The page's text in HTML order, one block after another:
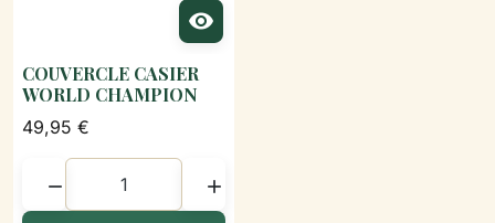

COUVERCLE CASIER
WORLD CHAMPION
49,95 €
 